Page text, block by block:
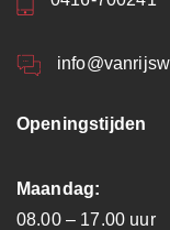
Openingstijden
Maandag:
08.00 – 17.00 uur